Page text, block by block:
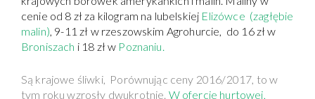
cenie od 8 zł za kilogram na lubelskiej Elizówce (zagłębie
malin), 9-11 zł w rzeszowskim Agrohurcie, do 16 zł w
Broniszach i 18 zł w Poznaniu.
Są krajowe śliwki, Porównując ceny 2016/2017, to w
tym roku wzrosły dwukrotnie. W ofercie hurtowej,